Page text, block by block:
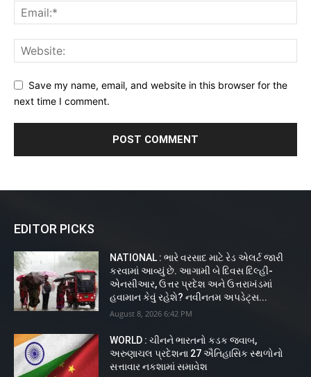
Save my name, email, and website in this browser for the
next time I comment.
EDITOR PICKS
NATIONAL : ભારે વરસાદ માટે રેડ એલર્ટ જારી
કરવામાં આવ્યું છે. આગામી બે દિવસ દિલ્હી-
એનસીઆર, ઉત્તર પ્રદેશ અને ઉત્તરાખંડમાં
હવામાન કેવું રહેશે? નવીનતમ અપડેટ્સ...
August 8, 2026 6:42 PM
WORLD : ચીનને ભારતનો કડક જવાબ,
અરુણાચલ પ્રદેશના 27 ઐતિહાસિક સ્થળોનો
સત્તાવાર નકશામાં સમાવેશ